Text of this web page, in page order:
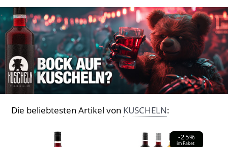
Die beliebtesten Artikel von KUSCHELN:
-25%
im Paket